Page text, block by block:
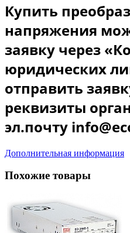
Купить
напряжения
заявку через
юридических
отправить
реквизиты
эл.почту
Дополнительная информация
Похожие товары